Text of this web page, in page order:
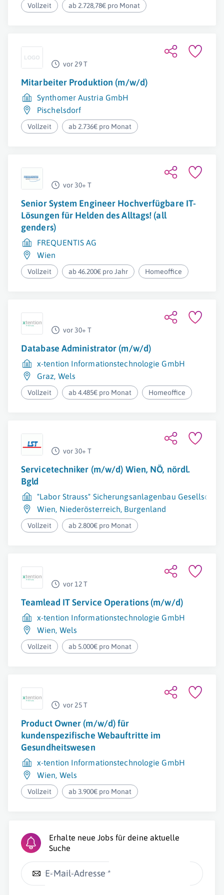
Vollzeit ab 2.728,78€ pro Monat
vor 29 T
Mitarbeiter Produktion (m/w/d)
Synthomer Austria GmbH
Pischelsdorf
Vollzeit ab 2.736€ pro Monat
vor 30+ T
Senior System Engineer Hochverfügbare IT-
Lösungen für Helden des Alltags! (all
genders)
FREQUENTIS AG
Wien
Vollzeit ab 46.200€ pro Jahr Homeoffice
vor 30+ T
Database Administrator (m/w/d)
x-tention Informationstechnologie GmbH
Graz, Wels
Vollzeit ab 4.485€ pro Monat Homeoffice
vor 30+ T
Servicetechniker (m/w/d) Wien, NÖ, nördl.
Bgld
"Labor Strauss" Sicherungsanlagenbau Gesellschaft
Wien, Niederösterreich, Burgenland
Vollzeit ab 2.800€ pro Monat
vor 12 T
Teamlead IT Service Operations (m/w/d)
x-tention Informationstechnologie GmbH
Wien, Wels
Vollzeit ab 5.000€ pro Monat
vor 25 T
Product Owner (m/w/d) für
kundenspezifische Webauftritte im
Gesundheitswesen
x-tention Informationstechnologie GmbH
Wien, Wels
Vollzeit ab 3.900€ pro Monat
Erhalte neue Jobs für deine aktuelle
Suche
E-Mail-Adresse *